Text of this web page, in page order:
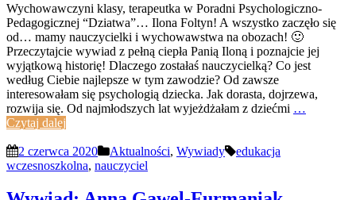
Wychowawczyni klasy, terapeutka w Poradni Psychologiczno-
Pedagogicznej “Dziatwa”… Ilona Foltyn! A wszystko zaczęło się
od… mamy nauczycielki i wychowawstwa na obozach! 🙂
Przeczytajcie wywiad z pełną ciepła Panią Iloną i poznajcie jej
wyjątkową historię! Dlaczego zostałaś nauczycielką? Co jest
według Ciebie najlepsze w tym zawodzie? Od zawsze
interesowałam się psychologią dziecka. Jak dorasta, dojrzewa,
rozwija się. Od najmłodszych lat wyjeżdżałam z dziećmi …
Czytaj dalej
2 czerwca 2020 Aktualności, Wywiady
edukacja
wczesnoszkolna, nauczyciel